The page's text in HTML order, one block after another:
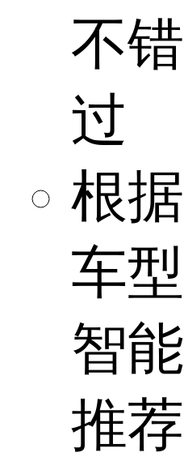
不错
过
根据
车型
智能
推荐